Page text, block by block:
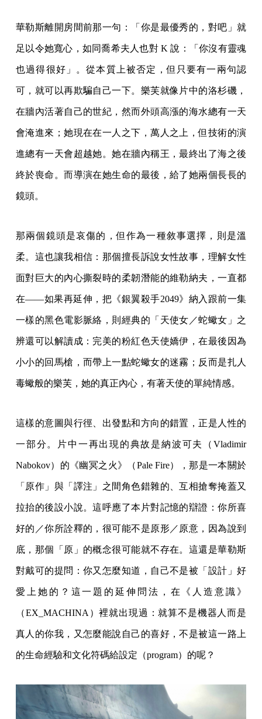
華勒斯離開房間前那一句：「你是最優秀的，對吧」就
足以令她寬心，如同喬希夫人也對 K 說：「你沒有靈魂
也過得很好」。從本質上被否定，但只要有一兩句認
可，就可以再欺騙自己一下。樂芙就像片中的洛杉磯，
在牆內活著自己的世紀，然而外頭高漲的海水總有一天
會淹進來；她現在在一人之下，萬人之上，但技術的演
進總有一天會超越她。她在牆內稱王，最終出了海之後
終於喪命。而導演在她生命的最後，給了她兩個長長的
鏡頭。
那兩個鏡頭是哀傷的，但作為一種敘事選擇，則是溫
柔。這也讓我相信：那個擅長訴說女性故事，理解女性
面對巨大的內心撕裂時的柔韌潛能的維勒納夫，一直都
在——如果再延伸，把《銀翼殺手2049》納入跟前一集
一樣的黑色電影脈絡，則經典的「天使女／蛇蠍女」之
辨還可以解讀成：完美的粉紅色天使嬌伊，在最後因為
小小的回馬槍，而帶上一點蛇蠍女的迷霧；反而是扎人
毒蠍般的樂芙，她的真正內心，有著天使的單純情感。
這樣的意圖與行徑、出發點和方向的錯置，正是人性的
一部分。片中一再出現的典故是納波可夫（Vladimir
Nabokov）的《幽冥之火》（Pale Fire），那是一本關於
「原作」與「譯注」之間角色錯雜的、互相搶奪掩蓋又
拉抬的後設小說。這呼應了本片對記憶的辯證：你所喜
好的／你所詮釋的，很可能不是原形／原意，因為說到
底，那個「原」的概念很可能就不存在。這還是華勒斯
對戴可的提問：你又怎麼知道，自己不是被「設計」好
愛上她的？這一題的延伸問法，在《人造意識》
（EX_MACHINA）裡就出現過：就算不是機器人而是
真人的你我，又怎麼能說自己的喜好，不是被這一路上
的生命經驗和文化符碼給設定（program）的呢？